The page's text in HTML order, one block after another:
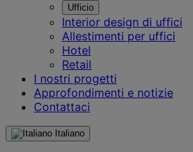
Ufficio
Interior design di uffici
Allestimenti per uffici
Hotel
Retail
I nostri progetti
Approfondimenti e notizie
Contattaci
Italiano